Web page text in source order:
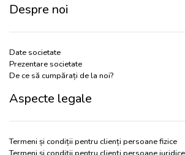
Despre noi
Date societate
Prezentare societate
De ce să cumpărați de la noi?
Aspecte legale
Termeni și condiții pentru clienți persoane fizice